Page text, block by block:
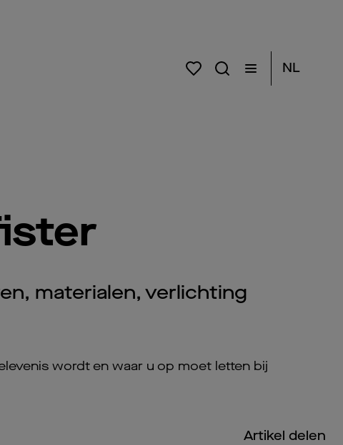
NL
materialen, verlichting
wordt en waar u op moet letten bij
Artikel delen